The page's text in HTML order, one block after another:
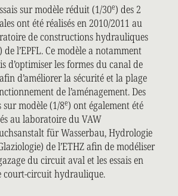
sur modèle réduit (1/30e) des 2
ont été réalisés en 2010/2011 au
de constructions hydrauliques
de l’EPFL. Ce modèle a notamment
d’optimiser les formes du canal de
d’améliorer la sécurité et la plage
de l’aménagement. Des
sur modèle (1/8e) ont également été
au laboratoire du VAW
für Wasserbau, Hydrologie
de l’ETHZ afin de modéliser
du circuit aval et les essais en
court-circuit hydraulique.